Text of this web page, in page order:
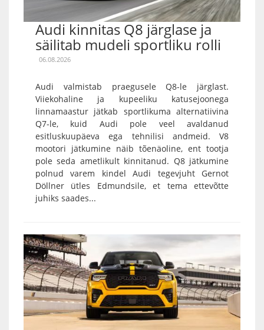
Audi kinnitas Q8 järglase ja
säilitab mudeli sportliku rolli
06.08.2026
Audi valmistab praegusele Q8-le järglast.
Viiekohaline ja kupeeliku katusejoonega
linnamaastur jätkab sportlikuma alternatiivina
Q7-le, kuid Audi pole veel avaldanud
esitluskuupäeva ega tehnilisi andmeid. V8
mootori jätkumine näib tõenäoline, ent tootja
pole seda ametlikult kinnitanud. Q8 jätkumine
polnud varem kindel Audi tegevjuht Gernot
Döllner ütles Edmundsile, et tema ettevõtte
juhiks saades...